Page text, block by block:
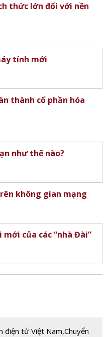
thức lớn đối với nền
tính mới
thành cổ phần hóa
như thế nào?
không gian mạng
của các “nhà Đài”
điện tử Việt Nam,Chuyển